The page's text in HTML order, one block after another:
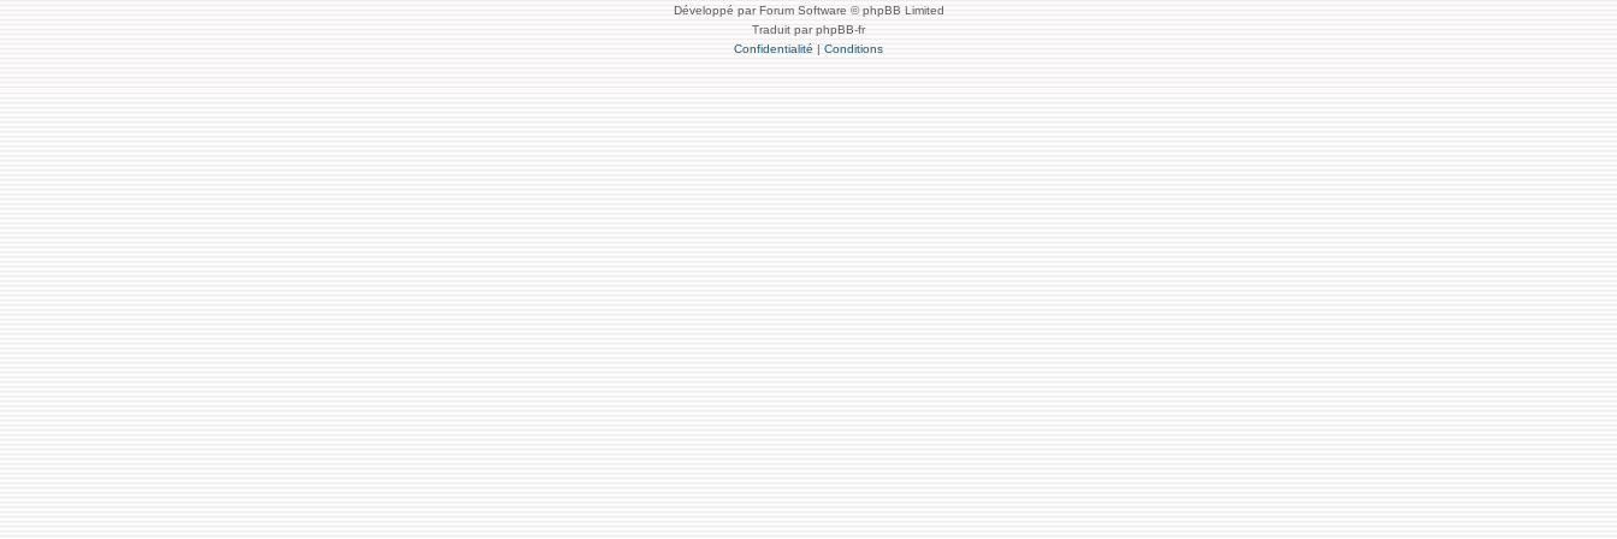
Développé par Forum Software © phpBB Limited
Traduit par phpBB-fr
Confidentialité | Conditions